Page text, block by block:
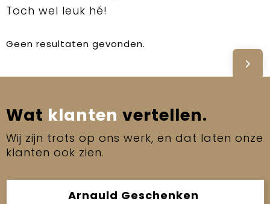
Toch wel leuk hé!
Geen resultaten gevonden.
Wat klanten vertellen.
Wij zijn trots op ons werk, en dat laten onze
klanten ook zien.
Arnauld Geschenken